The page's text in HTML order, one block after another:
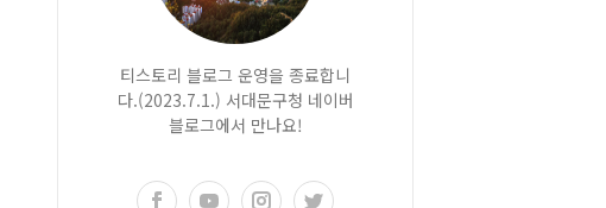
티스토리 블로그 운영을 종료합니
다.(2023.7.1.) 서대문구청 네이버
블로그에서 만나요!